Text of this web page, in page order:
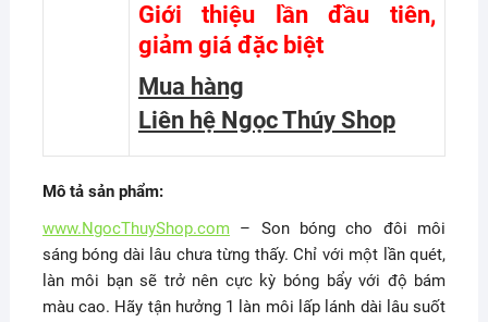
Giới thiệu lần đầu tiên,
giảm giá đặc biệt
Mua hàng
Liên hệ Ngọc Thúy Shop
Mô tả sản phẩm:
www.NgocThuyShop.com– Son bóng cho đôi môi
sáng bóng dài lâu chưa từng thấy. Chỉ với một lần quét,
làn môi bạn sẽ trở nên cực kỳ bóng bẩy với độ bám
màu cao. Hãy tận hưởng 1 làn môi lấp lánh dài lâu suốt